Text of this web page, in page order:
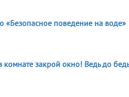
«Безопасное поведение на воде»
комнате закрой окно! Ведь до